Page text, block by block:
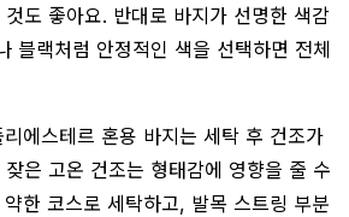
도 좋아요. 반대로 바지가 선명한 색감
블랙처럼 안정적인 색을 선택하면 전체
에스테르 혼용 바지는 세탁 후 건조가
은 고온 건조는 형태감에 영향을 줄 수
한 코스로 세탁하고, 발목 스트링 부분